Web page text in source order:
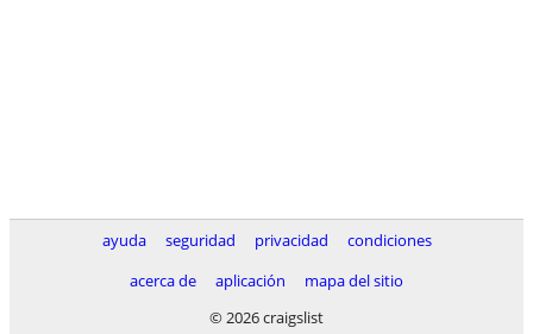
ayuda seguridad privacidad
condiciones
acerca de
aplicación
mapa del sitio
© 2026 craigslist